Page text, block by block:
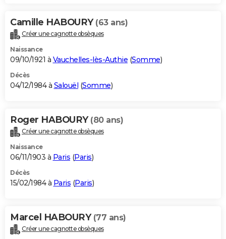
Camille HABOURY (63 ans)
Créer une cagnotte obsèques
Naissance
09/10/1921 à Vauchelles-lès-Authie (Somme)
Décès
04/12/1984 à Salouël (Somme)
Roger HABOURY (80 ans)
Créer une cagnotte obsèques
Naissance
06/11/1903 à Paris (Paris)
Décès
15/02/1984 à Paris (Paris)
Marcel HABOURY (77 ans)
Créer une cagnotte obsèques